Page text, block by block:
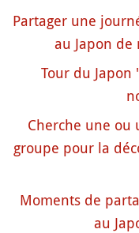
Partager une
au Japon
Tour du
Cherche une ou
groupe pour la
Moments de
au